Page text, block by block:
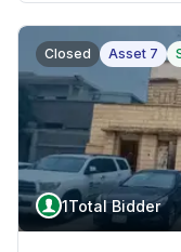
Closed Asset 7
1Total Bidder